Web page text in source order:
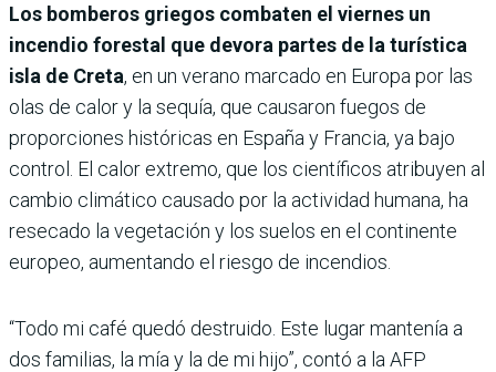
Los bomberos griegos combaten el viernes un
incendio forestal que devora partes de la turística
isla de Creta, en un verano marcado en Europa por las
olas de calor y la sequía, que causaron fuegos de
proporciones históricas en España y Francia, ya bajo
control. El calor extremo, que los científicos atribuyen al
cambio climático causado por la actividad humana, ha
resecado la vegetación y los suelos en el continente
europeo, aumentando el riesgo de incendios.
“Todo mi café quedó destruido. Este lugar mantenía a
dos familias, la mía y la de mi hijo”, contó a la AFP